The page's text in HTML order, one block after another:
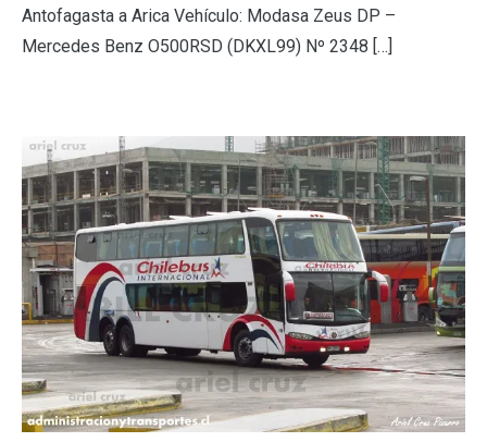
Antofagasta a Arica Vehículo: Modasa Zeus DP –
Mercedes Benz O500RSD (DKXL99) Nº 2348 […]